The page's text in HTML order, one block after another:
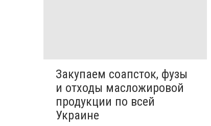
Закупаем соапсток, фузы
и отходы масложировой
продукции по всей
Украине